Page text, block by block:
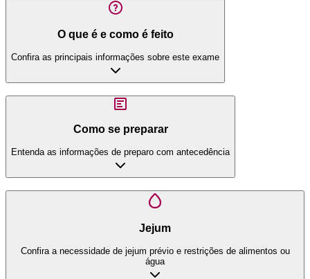
O que é e como é feito
Confira as principais informações sobre este exame
Como se preparar
Entenda as informações de preparo com antecedência
Jejum
Confira a necessidade de jejum prévio e restrições de alimentos ou
água